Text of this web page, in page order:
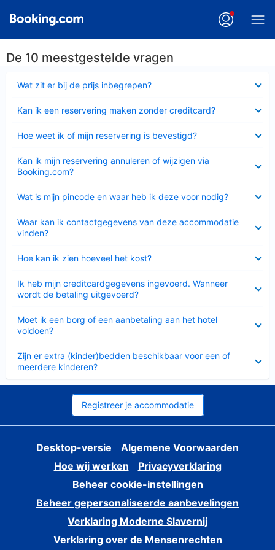
De 10 meestgestelde vragen
Wat zit er bij de prijs inbegrepen?
Kan ik een reservering maken zonder creditcard?
Hoe weet ik of mijn reservering is bevestigd?
Kan ik mijn reservering annuleren of wijzigen via
Booking.com?
Wat is mijn pincode en waar heb ik deze voor nodig?
Waar kan ik contactgegevens van deze accommodatie
vinden?
Hoe kan ik zien hoeveel het kost?
Ik heb mijn creditcardgegevens ingevoerd. Wanneer
wordt de betaling uitgevoerd?
Moet ik een borg of een aanbetaling aan het hotel
voldoen?
Zijn er extra (kinder)bedden beschikbaar voor een of
meerdere kinderen?
Registreer je accommodatie
Desktop-versie
Algemene Voorwaarden
Hoe wij werken
Privacyverklaring
Beheer cookie-instellingen
Beheer gepersonaliseerde aanbevelingen
Verklaring Moderne Slavernij
Verklaring over de Mensenrechten